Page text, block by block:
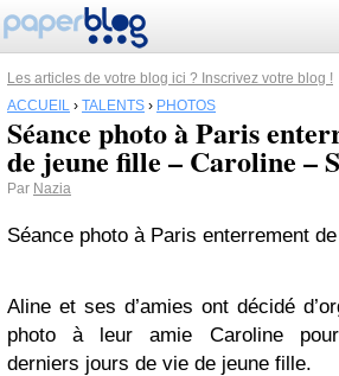
Les articles de votre blog ici ? Inscrivez votre blog !
ACCUEIL › TALENTS › PHOTOS
Séance photo à Paris
de jeune fille – Caroline –
Par Nazia
Séance photo à Paris enterrement
Aline et ses d’amies ont décidé
photo à leur amie Caroline
derniers jours de vie de jeune fille.